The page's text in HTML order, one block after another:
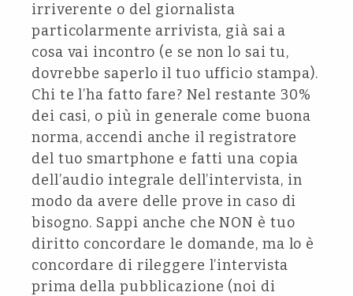
irriverente o del giornalista
particolarmente arrivista, già sai a
cosa vai incontro (e se non lo sai tu,
dovrebbe saperlo il tuo ufficio stampa).
Chi te l’ha fatto fare? Nel restante 30%
dei casi, o più in generale come buona
norma, accendi anche il registratore
del tuo smartphone e fatti una copia
dell’audio integrale dell’intervista, in
modo da avere delle prove in caso di
bisogno. Sappi anche che NON è tuo
diritto concordare le domande, ma lo è
concordare di rileggere l’intervista
prima della pubblicazione (noi di